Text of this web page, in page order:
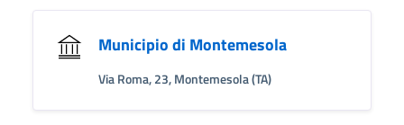
Municipio di Montemesola
Via Roma, 23, Montemesola (TA)